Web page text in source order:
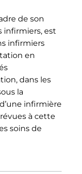
de son
infirmiers, est
infirmiers
en
dans les
la
infirmière
à cette
soins de